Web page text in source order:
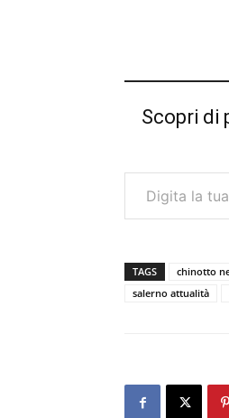
Scopri di
Digita la tua e-mail...
TAGS chinotto
salerno attualità